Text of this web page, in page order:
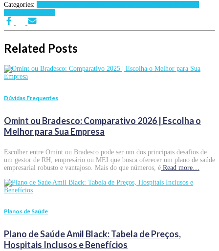
Categories:
Related Posts
Dúvidas Frequentes
Omint ou Bradesco: Comparativo 2026 | Escolha o
Melhor para Sua Empresa
Escolher entre Omint ou Bradesco pode ser um dos principais desafios de
um gestor de RH, empresário ou MEI que busca oferecer um plano de saúde
empresarial robusto e vantajoso. Mais do que números, é Read more…
Planos de Saúde
Plano de Saúde Amil Black: Tabela de Preços,
Hospitais Inclusos e Benefícios